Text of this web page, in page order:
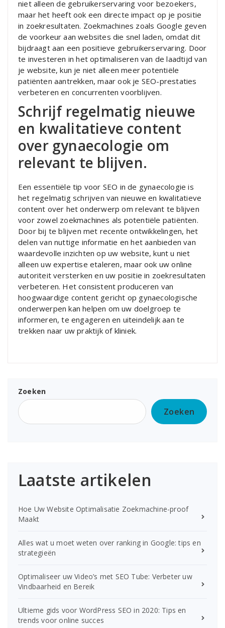
niet alleen de gebruikerservaring voor bezoekers,
maar het heeft ook een directe impact op je positie
in zoekresultaten. Zoekmachines zoals Google geven
de voorkeur aan websites die snel laden, omdat dit
bijdraagt aan een positieve gebruikerservaring. Door
te investeren in het optimaliseren van de laadtijd van
je website, kun je niet alleen meer potentiële
patiënten aantrekken, maar ook je SEO-prestaties
verbeteren en concurrenten voorblijven.
Schrijf regelmatig nieuwe
en kwalitatieve content
over gynaecologie om
relevant te blijven.
Een essentiële tip voor SEO in de gynaecologie is
het regelmatig schrijven van nieuwe en kwalitatieve
content over het onderwerp om relevant te blijven
voor zowel zoekmachines als potentiële patiënten.
Door bij te blijven met recente ontwikkelingen, het
delen van nuttige informatie en het aanbieden van
waardevolle inzichten op uw website, kunt u niet
alleen uw expertise etaleren, maar ook uw online
autoriteit versterken en uw positie in zoekresultaten
verbeteren. Het consistent produceren van
hoogwaardige content gericht op gynaecologische
onderwerpen kan helpen om uw doelgroep te
informeren, te engageren en uiteindelijk aan te
trekken naar uw praktijk of kliniek.
Zoeken
Zoeken
Laatste artikelen
Hoe Uw Website Optimalisatie Zoekmachine-proof
Maakt
Alles wat u moet weten over ranking in Google: tips en
strategieën
Optimaliseer uw Video’s met SEO Tube: Verbeter uw
Vindbaarheid en Bereik
Ultieme gids voor WordPress SEO in 2020: Tips en
trends voor online succes